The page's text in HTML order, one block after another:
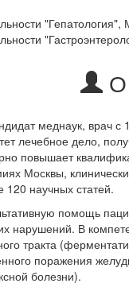
"Гепатология",
О
меднаук, врач
лечебное дело,
повышает
Москвы,
120 научных статей.
помощь
нарушений. В
тракта
поражения
болезни).